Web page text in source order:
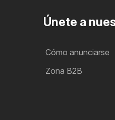
Únete a
Cómo anunciarse
Zona B2B